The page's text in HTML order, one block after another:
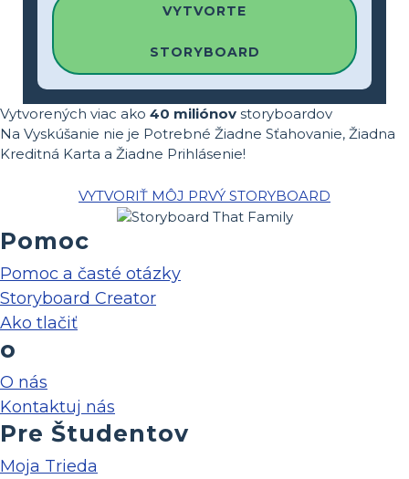
VYTVORTE
STORYBOARD
Vytvorených viac ako 40 miliónov storyboardov
Na Vyskúšanie nie je Potrebné Žiadne Sťahovanie, Žiadna
Kreditná Karta a Žiadne Prihlásenie!
VYTVORIŤ MÔJ PRVÝ STORYBOARD
Pomoc
Pomoc a časté otázky
Storyboard Creator
Ako tlačiť
o
O nás
Kontaktuj nás
Pre Študentov
Moja Trieda